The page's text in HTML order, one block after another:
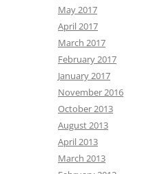
May 2017
April 2017
March 2017
February 2017
January 2017
November 2016
October 2013
August 2013
April 2013
March 2013